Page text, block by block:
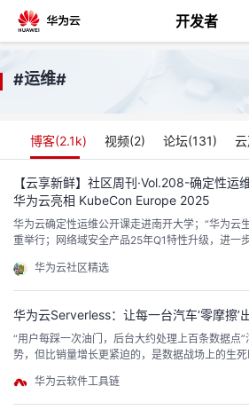
开发者
返
回
个
页
开
发
#运维#
博客(2.1k) 视频(2) 论坛(131)
【云享新鲜】社区周刊·Vol.208-确定性运
华为云亮相 KubeCon Europe 2025
华为云确定性运维公开课走进南开大学；“华为云
重举行；网络域安全产品25年Q1特性升级，进一
华为云社区精选
华为云Serverless：让每一台汽车‘零摩擦’
“用户每踩一次油门，后台大约处理上百条数据点
势，但比销量增长更紧迫的，是数据战场上的生
汽车需求量爆增中“喘息”时，华为云Serverless
辑，让数据从“技术成本黑洞”变为“用户体验引擎
华为云软件工具链